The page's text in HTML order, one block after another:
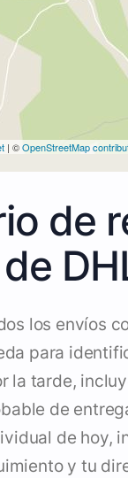
| ©OpenStreetMap
de
de
los envíos
para
la tarde,
de
de hoy,
y tu